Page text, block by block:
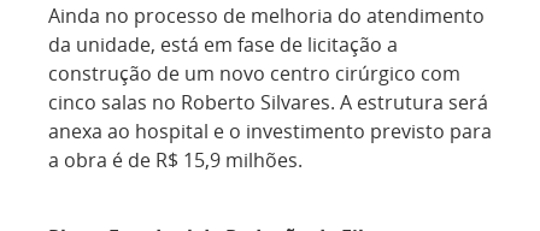
Ainda no processo de melhoria do atendimento
da unidade, está em fase de licitação a
construção de um novo centro cirúrgico com
cinco salas no Roberto Silvares. A estrutura será
anexa ao hospital e o investimento previsto para
a obra é de R$ 15,9 milhões.